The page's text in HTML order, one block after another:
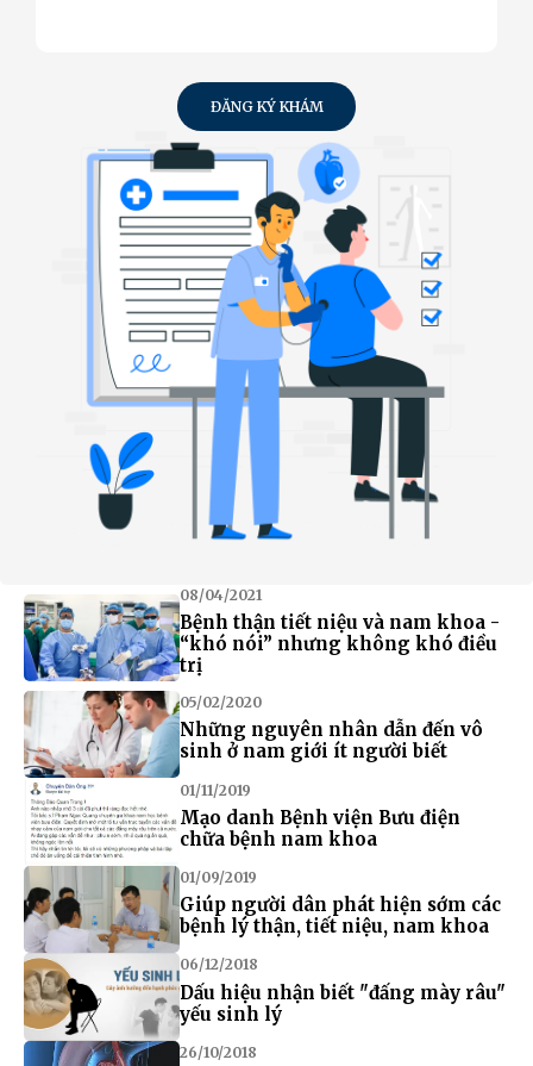
ĐĂNG KÝ KHÁM
08/04/2021
Bệnh thận tiết niệu và nam khoa -
“khó nói” nhưng không khó điều
trị
05/02/2020
Những nguyên nhân dẫn đến vô
sinh ở nam giới ít người biết
01/11/2019
Mạo danh Bệnh viện Bưu điện
chữa bệnh nam khoa
01/09/2019
Giúp người dân phát hiện sớm các
bệnh lý thận, tiết niệu, nam khoa
06/12/2018
Dấu hiệu nhận biết "đấng mày râu"
yếu sinh lý
26/10/2018